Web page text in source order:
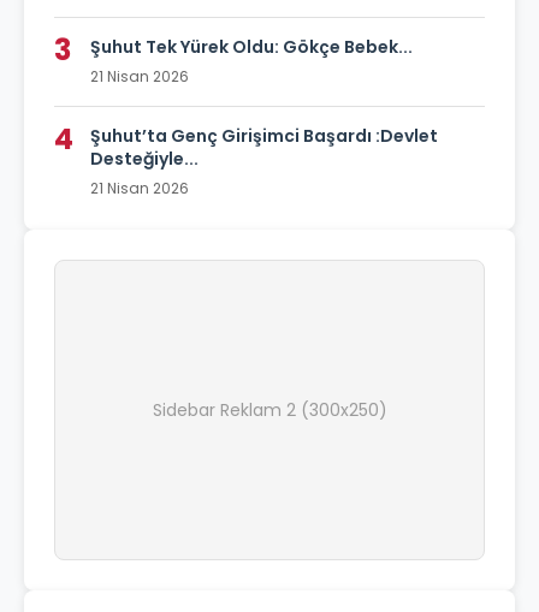
3 Şuhut Tek Yürek Oldu: Gökçe Bebek...
21 Nisan 2026
4
Şuhut’ta Genç Girişimci Başardı :Devlet
Desteğiyle...
21 Nisan 2026
Sidebar Reklam 2 (300x250)